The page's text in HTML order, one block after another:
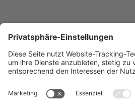
Deutschen Gießerei-Industrie e.V.